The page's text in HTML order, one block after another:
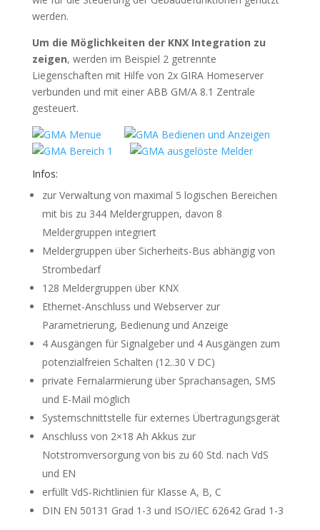
werden.
Um die Möglichkeiten der KNX Integration zu
zeigen, werden im Beispiel 2 getrennte
Liegenschaften mit Hilfe von 2x GIRA Homeserver
verbunden und mit einer ABB GM/A 8.1 Zentrale
gesteuert.
Infos:
zur Verwaltung von maximal 5 logischen Bereichen
mit bis zu 344 Meldergruppen, davon 8
Meldergruppen integriert
Meldergruppen über Sicherheits-Bus abhängig von
Strombedarf
128 Meldergruppen über KNX
Ethernet-Anschluss und Webserver zur
Parametrierung, Bedienung und Anzeige
4 Ausgängen für Signalgeber und 4 Ausgängen zum
potenzialfreien Schalten (12..30 V DC)
private Fernalarmierung über Sprachansagen, SMS
und E-Mail möglich
Systemschnittstelle für externes Übertragungsgerät
Anschluss von 2×18 Ah Akkus zur
Notstromversorgung von bis zu 60 Std. nach VdS
und EN
erfüllt VdS-Richtlinien für Klasse A, B, C
DIN EN 50131 Grad 1-3 und ISO/IEC 62642 Grad 1-3